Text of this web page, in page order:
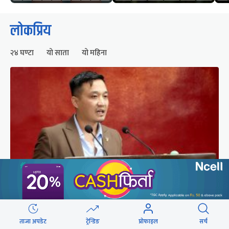
लोकप्रिय
२४ घण्टा यो साता यो महिना
संसद्को रोष्ट्रमबाटै गृहमन्त्रीले दिए प्रश्न नगर्न चेतावनी
ताजा अपडेट ट्रेन्डिङ प्रोफाइल सर्च